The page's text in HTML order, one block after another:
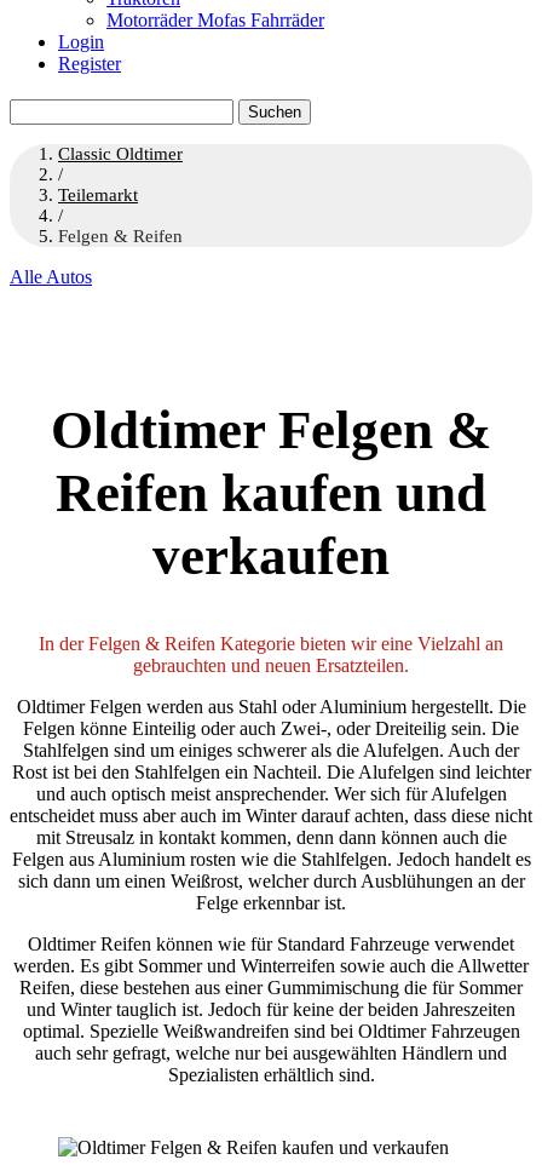
Motorräder Mofas Fahrräder
Login
Register
nach:
Classic Oldtimer
/
Teilemarkt
/
Felgen & Reifen
Alle Autos
Oldtimer Felgen &
Reifen kaufen und
verkaufen
In der Felgen & Reifen Kategorie bieten wir eine Vielzahl an
gebrauchten und neuen Ersatzteilen.
Oldtimer Felgen werden aus Stahl oder Aluminium hergestellt. Die
Felgen könne Einteilig oder auch Zwei-, oder Dreiteilig sein. Die
Stahlfelgen sind um einiges schwerer als die Alufelgen. Auch der
Rost ist bei den Stahlfelgen ein Nachteil. Die Alufelgen sind leichter
und auch optisch meist ansprechender. Wer sich für Alufelgen
entscheidet muss aber auch im Winter darauf achten, dass diese nicht
mit Streusalz in kontakt kommen, denn dann können auch die
Felgen aus Aluminium rosten wie die Stahlfelgen. Jedoch handelt es
sich dann um einen Weißrost, welcher durch Ausblühungen an der
Felge erkennbar ist.
Oldtimer Reifen können wie für Standard Fahrzeuge verwendet
werden. Es gibt Sommer und Winterreifen sowie auch die Allwetter
Reifen, diese bestehen aus einer Gummimischung die für Sommer
und Winter tauglich ist. Jedoch für keine der beiden Jahreszeiten
optimal. Spezielle Weißwandreifen sind bei Oldtimer Fahrzeugen
auch sehr gefragt, welche nur bei ausgewählten Händlern und
Spezialisten erhältlich sind.